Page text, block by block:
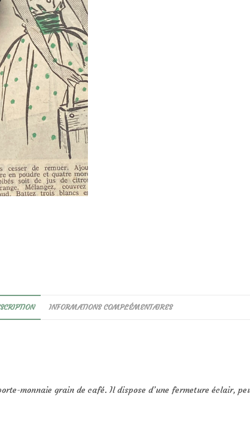
INFORMATIONS COMPLÉMENTAIRES
monnaie grain de café. Il dispose d’une fermeture éclair,